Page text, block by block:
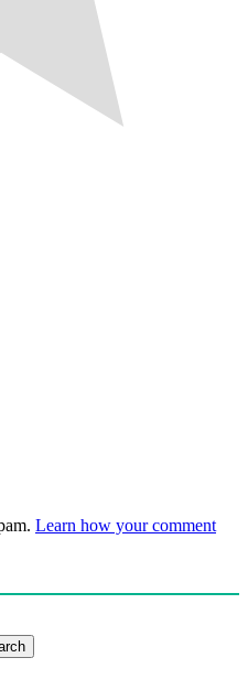
Learn how your comment